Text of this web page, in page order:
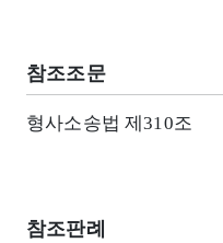
참조조문
형사소송법 제310조
참조판례